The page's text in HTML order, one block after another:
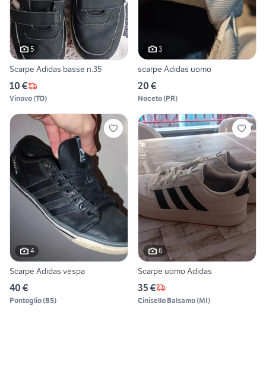
5
Scarpe Adidas basse n.35
10 €
Vinovo(TO)
3
scarpe Adidas uomo
20 €
Noceto(PR)
4
Scarpe Adidas vespa
40 €
Pontoglio(BS)
6
Scarpe uomo Adidas
35 €
Cinisello Balsamo(MI)